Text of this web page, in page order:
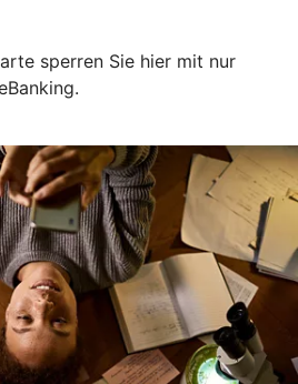
sperren Sie hier mit nur